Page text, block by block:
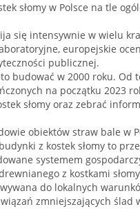
słomy w Polsce na tle
się intensywnie w wielu
europejskie
publicznej.
budować w 2000 roku.
na początku 2023
słomy oraz zebrać
obiektów straw bale w
z kostek słomy to
systemem
z kostkami
do lokalnych
zmniejszających ślad